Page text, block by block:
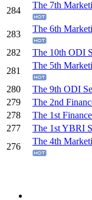
284
The 7th
283
The 6th
282
The 10th ODI
281
The 5th
280
The 9th ODI
279
The 2nd
278
The 1st
277
The 1st YBRI
276
The 4th